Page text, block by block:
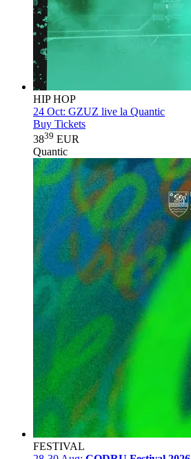
HIP HOP
24 Oct: GZUZ live la Quantic
Buy Tickets
3839 EUR
Quantic
FESTIVAL